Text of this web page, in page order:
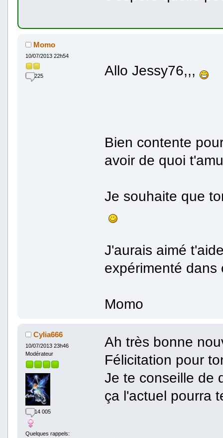
Momo
10/07/2013 22h54
225 Allo Jessy76,,,
Bien contente
avoir de quoi
Je souhaite que
J'aurais aimé
expérimenté dans
Momo
Cylia666
10/07/2013 23h46
Modérateur
14 005
Quelques rappels:
Ah très bonne
Félicitation pour
Je te conseille de
ça l'actuel pourra